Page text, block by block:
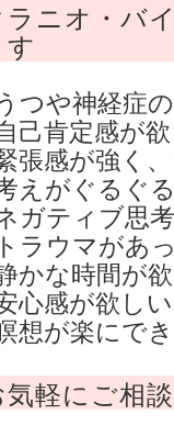
ラニオ・バ
す
つや神経症
己肯定感が
張感が強く
えがぐるぐ
ガティブ思
ラウマがあ
かな時間が
心感が欲しい
想が楽にで
気軽にご相